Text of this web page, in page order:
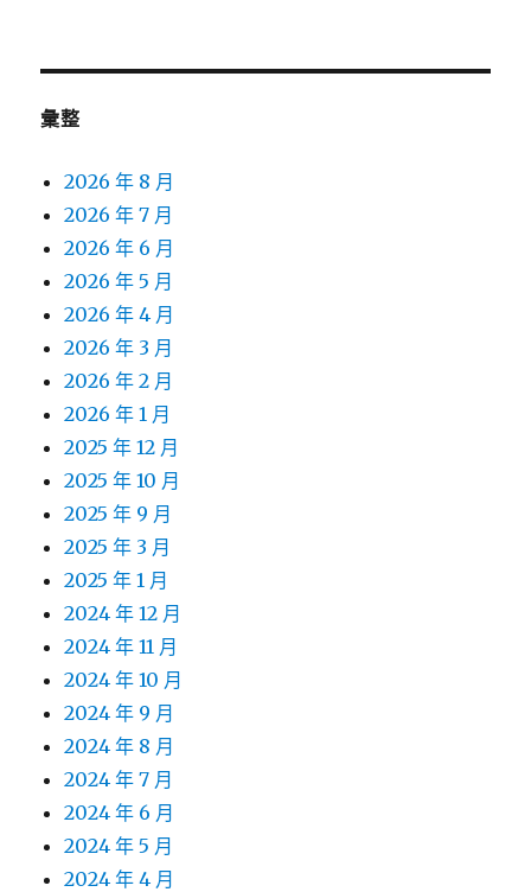
彙整
2026 年 8 月
2026 年 7 月
2026 年 6 月
2026 年 5 月
2026 年 4 月
2026 年 3 月
2026 年 2 月
2026 年 1 月
2025 年 12 月
2025 年 10 月
2025 年 9 月
2025 年 3 月
2025 年 1 月
2024 年 12 月
2024 年 11 月
2024 年 10 月
2024 年 9 月
2024 年 8 月
2024 年 7 月
2024 年 6 月
2024 年 5 月
2024 年 4 月